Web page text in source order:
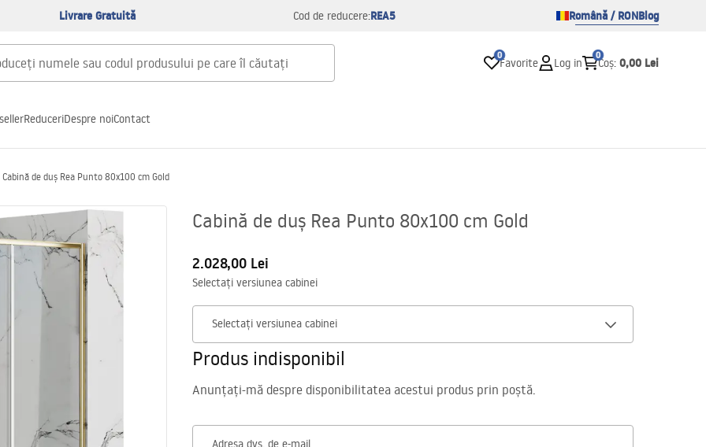
Livrare Gratuită Cod de reducere:REA5 Română / RONBlog
0
Favorite Log in
0
Coș: 0,00 Lei
ReduceriDespre noiContact
Cabină de duș Rea Punto 80x100 cm Gold
Cabină de duș Rea Punto 80x100 cm Gold
2.028,00 Lei
Selectați versiunea cabinei
Selectați versiunea cabinei
Produs indisponibil
Anunțați-mă despre disponibilitatea acestui produs prin poștă.
Adresa dvs. de e-mail